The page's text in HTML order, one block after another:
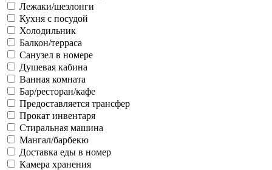
Лежаки/шезлонги
Кухня с посудой
Холодильник
Балкон/терраса
Санузел в номере
Душевая кабина
Ванная комната
Бар/ресторан/кафе
Предоставляется трансфер
Прокат инвентаря
Стиральная машина
Мангал/барбекю
Доставка еды в номер
Камера хранения